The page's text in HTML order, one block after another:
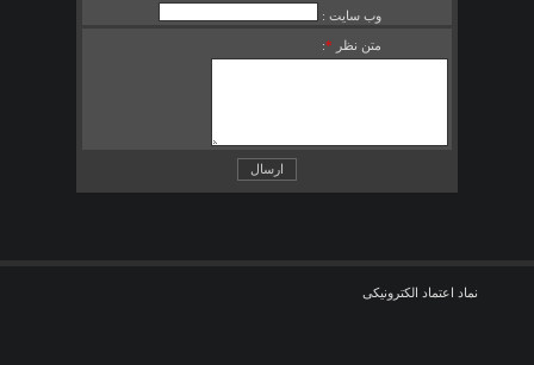
وب سایت :
متن نظر *
:
نماد اعتماد الکترونیکی